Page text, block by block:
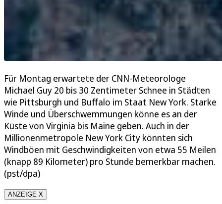
Für Montag erwartete der CNN-Meteorologe
Michael Guy 20 bis 30 Zentimeter Schnee in Städten
wie Pittsburgh und Buffalo im Staat New York. Starke
Winde und Überschwemmungen könne es an der
Küste von Virginia bis Maine geben. Auch in der
Millionenmetropole New York City könnten sich
Windböen mit Geschwindigkeiten von etwa 55 Meilen
(knapp 89 Kilometer) pro Stunde bemerkbar machen.
(pst/dpa)
ANZEIGE X